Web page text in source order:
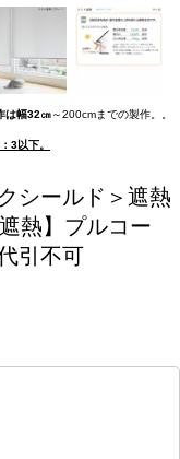
は幅32㎝～200cmまでの製作。。
3以下。
シールド＞遮熱
熱】プルコー
引不可